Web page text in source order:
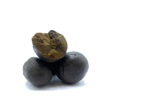
p
r
o
d
u
k